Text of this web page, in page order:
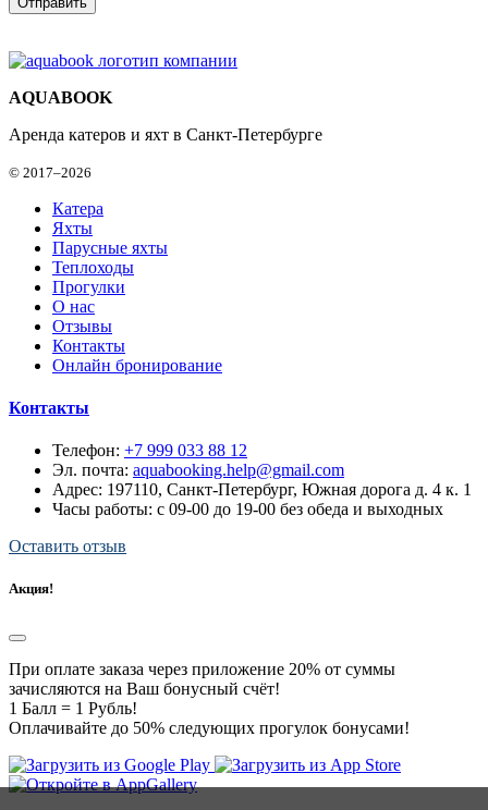
AQUABOOK
Аренда катеров и яхт в Санкт-Петербурге
© 2017–2026
Катера
Яхты
Парусные яхты
Теплоходы
Прогулки
О нас
Отзывы
Контакты
Онлайн бронирование
Контакты
Телефон: +7 999 033 88 12
Эл. почта: aquabooking.help@gmail.com
Адрес: 197110, Санкт-Петербург, Южная дорога д. 4 к. 1
Часы работы: с 09-00 до 19-00 без обеда и выходных
Оставить отзыв
Акция!
При оплате заказа через приложение 20% от суммы
зачисляются на Ваш бонусный счёт!
1 Балл = 1 Рубль!
Оплачивайте до 50% следующих прогулок бонусами!